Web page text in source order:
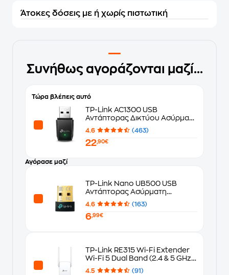
Άτοκες δόσεις με ή χωρίς πιστωτική
Συνήθως αγοράζονται μαζί...
Τώρα βλέπεις αυτό
TP-Link AC1300 USB
Αντάπτορας Δικτύου Ασύρματη
Σύνδεση 1300Mbps
4.6 (463)
22,90€
Αγόρασε μαζί
TP-Link Nano UB500 USB
Αντάπτορας Ασύρματη
Σύνδεση Bluetooth 5.0
4.6 (163)
6,99€
TP-Link RE315 Wi-Fi Extender
Wi-Fi 5 Dual Band (2.4 & 5 GHz)
1200Mbps
4.5 (91)